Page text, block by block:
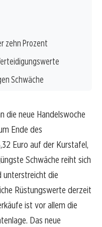
zehn Prozent
Schwäche
die neue Handelswoche
Ende des
Euro auf der Kurstafel,
Schwäche reiht sich
unterstreicht die
Rüstungswerte derzeit
ist vor allem die
Das neue